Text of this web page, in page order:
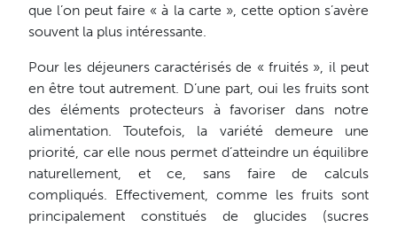
que l’on peut faire « à la carte », cette option s’avère
souvent la plus intéressante.
Pour les déjeuners caractérisés de « fruités », il peut
en être tout autrement. D’une part, oui les fruits sont
des éléments protecteurs à favoriser dans notre
alimentation. Toutefois, la variété demeure une
priorité, car elle nous permet d’atteindre un équilibre
naturellement, et ce, sans faire de calculs
compliqués. Effectivement, comme les fruits sont
principalement constitués de glucides (sucres